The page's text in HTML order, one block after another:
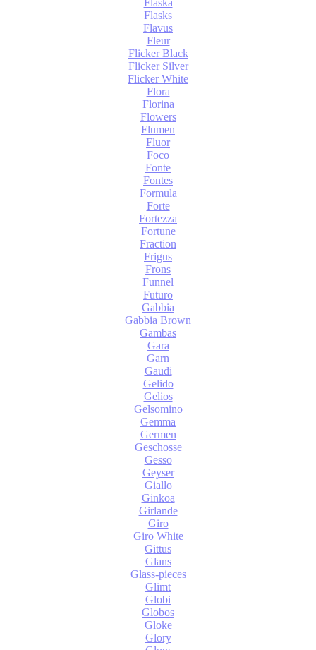
Flasks
Flavus
Fleur
Flicker Black
Flicker Silver
Flicker White
Flora
Florina
Flowers
Flumen
Fluor
Foco
Fonte
Fontes
Formula
Forte
Fortezza
Fortune
Fraction
Frigus
Frons
Funnel
Futuro
Gabbia
Gabbia Brown
Gambas
Gara
Garn
Gaudi
Gelido
Gelios
Gelsomino
Gemma
Germen
Geschosse
Gesso
Geyser
Giallo
Ginkoa
Girlande
Giro
Giro White
Gittus
Glans
Glass-pieces
Glimt
Globi
Globos
Gloke
Glory